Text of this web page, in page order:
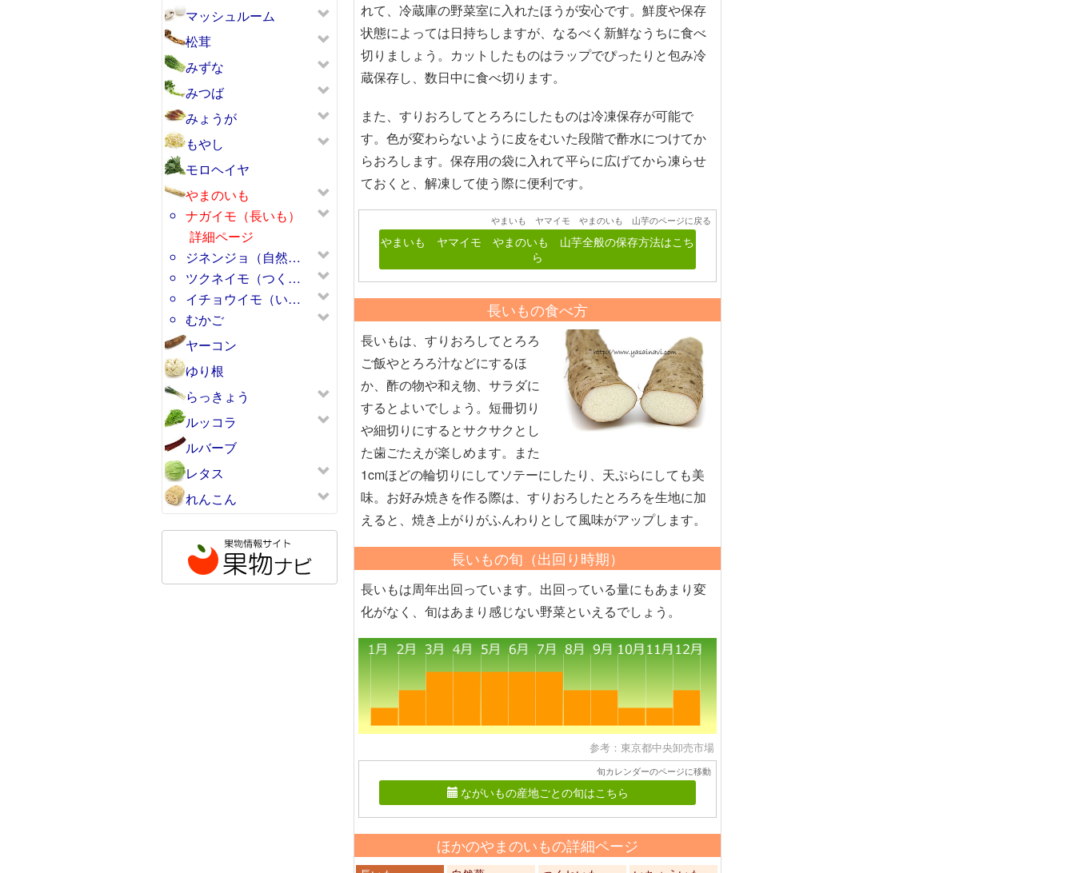
マッシュルーム
松茸
みずな
みつば
みょうが
もやし
モロヘイヤ
やまのいも
ナガイモ（長いも）
詳細ページ
ジネンジョ（自然…
ツクネイモ（つく…
イチョウイモ（い…
むかご
ヤーコン
ゆり根
らっきょう
ルッコラ
ルバーブ
レタス
れんこん
れて、冷蔵庫の野菜室に入れたほうが安心です。鮮度や保存
状態によっては日持ちしますが、なるべく新鮮なうちに食べ
切りましょう。カットしたものはラップでぴったりと包み冷
蔵保存し、数日中に食べ切ります。
また、すりおろしてとろろにしたものは冷凍保存が可能で
す。色が変わらないように皮をむいた段階で酢水につけてか
らおろします。保存用の袋に入れて平らに広げてから凍らせ
ておくと、解凍して使う際に便利です。
やまいも ヤマイモ やまのいも 山芋のページに戻る
やまいも ヤマイモ やまのいも 山芋全般の保存方法はこち
ら
長いもの食べ方
長いもは、すりおろしてとろろ
ご飯やとろろ汁などにするほ
か、酢の物や和え物、サラダに
するとよいでしょう。短冊切り
や細切りにするとサクサクとし
た歯ごたえが楽しめます。また
1cmほどの輪切りにしてソテーにしたり、天ぷらにしても美
味。お好み焼きを作る際は、すりおろしたとろろを生地に加
えると、焼き上がりがふんわりとして風味がアップします。
長いもの旬（出回り時期）
長いもは周年出回っています。出回っている量にもあまり変
化がなく、旬はあまり感じない野菜といえるでしょう。
参考：東京都中央卸売市場
旬カレンダーのページに移動
ながいもの産地ごとの旬はこちら
ほかのやまのいもの詳細ページ